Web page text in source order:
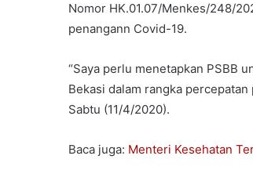
Nomor HK.01.07/Menkes/248/
penangann Covid-19.
“Saya perlu menetapkan PSBB
Bekasi dalam rangka
Sabtu (11/4/2020).
Baca juga: Menteri Kesehatan